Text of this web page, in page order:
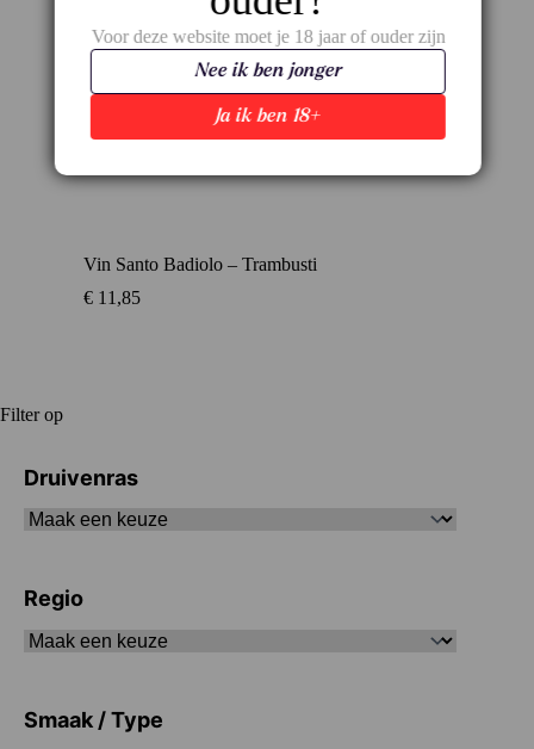
Vin Santo Badiolo – Trambusti
€ 11,85
Filter op
Druivenras
Regio
Smaak / Type
Voor deze website moet je 18 jaar of ouder zijn
Ja ik ben 18+
Nee ik ben jonger